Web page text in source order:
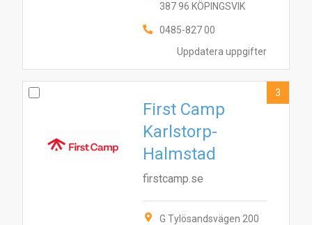
Uppdatera uppgifter
387 96 KÖPINGSVIK
0485-827 00
First Camp
Karlstorp-
Halmstad
firstcamp.se
G Tylösandsvägen 200
3